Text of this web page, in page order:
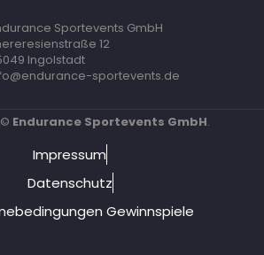
Sportevents GmbH
12
Ingolstadt
sportevents.de
Endurance Sportevents GmbH.
Impressum
Datenschutz
Gewinnspiele